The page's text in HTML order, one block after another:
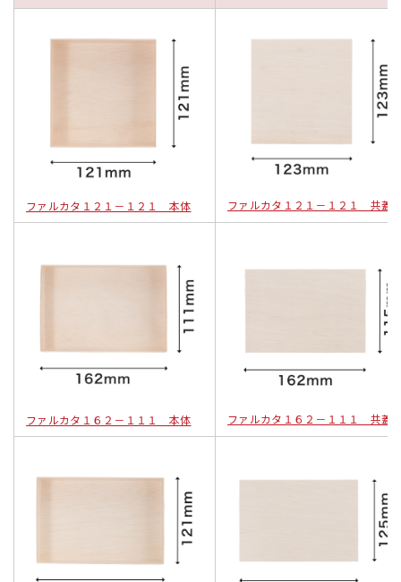
ファルカタ１２１－１２１ 本体 ファルカタ１２１－１２１ 共蓋
ファルカタ１６２－１１１ 本体 ファルカタ１６２－１１１ 共蓋